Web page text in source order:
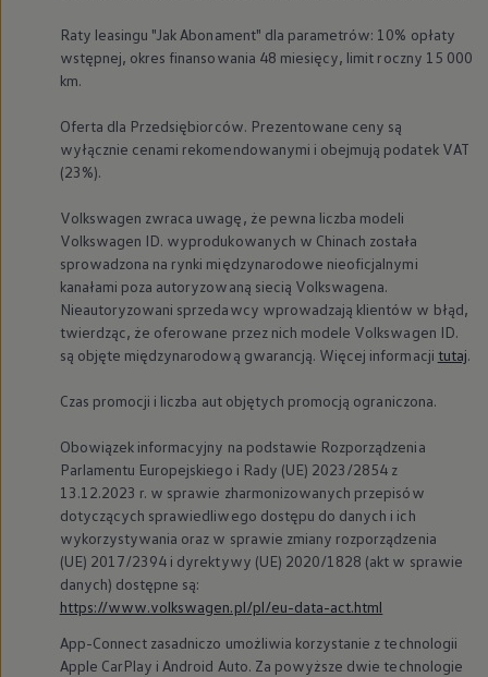
Raty leasingu "Jak Abonament" dla parametrów: 10% opłaty
wstępnej, okres finansowania 48 miesięcy, limit roczny 15 000
km.
Oferta dla Przedsiębiorców. Prezentowane ceny są
wyłącznie cenami rekomendowanymi i obejmują podatek VAT
(23%).
Volkswagen zwraca uwagę, że pewna liczba modeli
Volkswagen ID. wyprodukowanych w Chinach została
sprowadzona na rynki międzynarodowe nieoficjalnymi
kanałami poza autoryzowaną siecią Volkswagena.
Nieautoryzowani sprzedawcy wprowadzają klientów w błąd,
twierdząc, że oferowane przez nich modele Volkswagen ID.
są objęte międzynarodową gwarancją. Więcej informacji tutaj.
Czas promocji i liczba aut objętych promocją ograniczona.
Obowiązek informacyjny na podstawie Rozporządzenia
Parlamentu Europejskiego i Rady (UE) 2023/2854 z
13.12.2023 r. w sprawie zharmonizowanych przepisów
dotyczących sprawiedliwego dostępu do danych i ich
wykorzystywania oraz w sprawie zmiany rozporządzenia
(UE) 2017/2394 i dyrektywy (UE) 2020/1828 (akt w sprawie
danych) dostępne są:
https://www.volkswagen.pl/pl/eu-data-act.html
App-Connect zasadniczo umożliwia korzystanie z technologii
Apple CarPlay i Android Auto. Za powyższe dwie technologie